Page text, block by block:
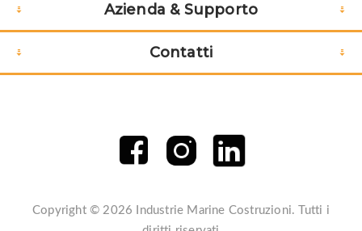
Azienda & Supporto
Contatti
Copyright © 2026 Industrie Marine Costruzioni. Tutti i